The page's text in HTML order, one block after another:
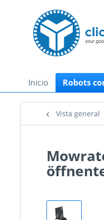
Inicio Robots
Vista general